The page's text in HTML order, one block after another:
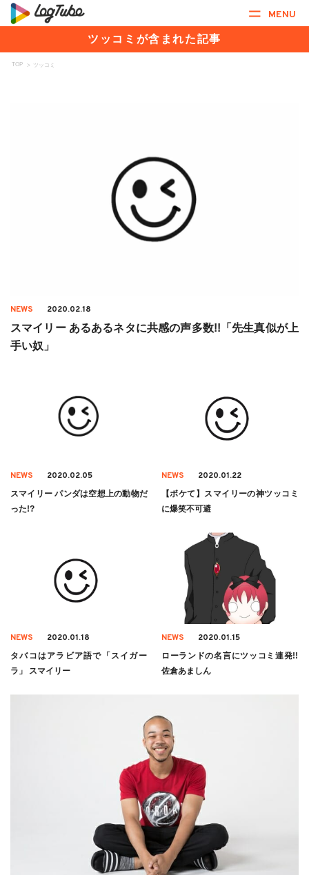
MENU
ツッコミが含まれた記事
TOP > ツッコミ
NEWS 2020.02.18
スマイリー あるあるネタに共感の声多数!!「先生真似が上
手い奴」
NEWS 2020.02.05
スマイリー パンダは空想上の動物だ
った!?
NEWS 2020.01.22
【ボケて】スマイリーの神ツッコミ
に爆笑不可避
NEWS 2020.01.18
タバコはアラビア語で「スイガー
ラ」 スマイリー
NEWS 2020.01.15
ローランドの名言にツッコミ連発!!
佐倉あましん